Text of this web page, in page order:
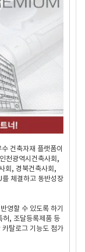
건축자재 플랫폼이
천광역시건축사회,
회, 경북건축사회,
체결하고 동반성장
영할 수 있도록 하기
허, 조달등록제품 등
탈로그 기능도 첨가